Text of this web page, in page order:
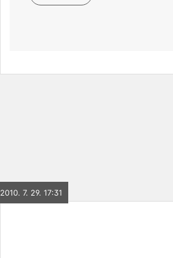
2010. 7. 29. 17:31